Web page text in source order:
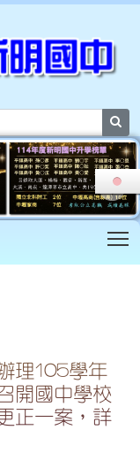
理105學年
開國中學校
正一案，詳